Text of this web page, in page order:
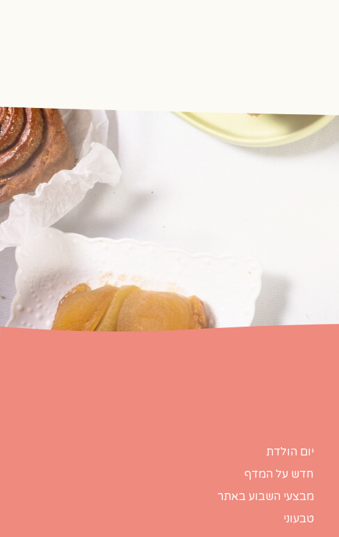
יום הולדת
חדש על המדף
מבצעי השבוע באתר
טבעוני